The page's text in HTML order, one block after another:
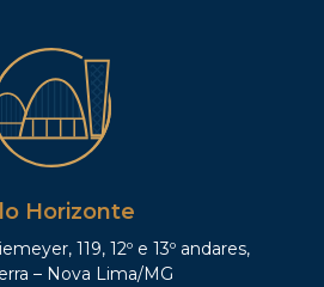
Horizonte
119, 12º e 13º andares,
– Nova Lima/MG